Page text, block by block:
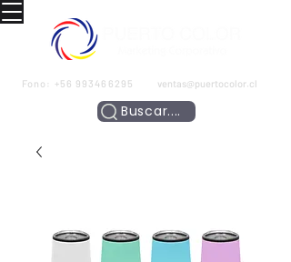
Fono: +56 993466295 ventas@puertocolor.cl
Buscar....